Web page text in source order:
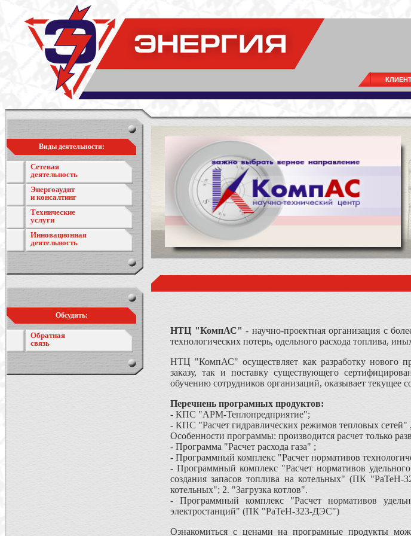
Виды деятельности:
Сетевая
деятельность
Энергоаудит
и консалтинг
Технические
услуги
Инновационная
деятельность
Обсудить:
Обратная
связь
НТЦ "КомпАС" - научно-проектная организация с
технологических потерь, одельного расхода топлива,
НТЦ "КомпАС" осуществляет как разработку нового
заказу, так и поставку существующего
обучению сотрудников организаций, оказывает
Перечнень програмных продуктов:
- КПС "АРМ-Теплопредприятие";
- КПС "Расчет гидравлических режимов тепловых сетей"
Особенности программы: производится расчет только
- Программа "Расчет расхода газа" ;
- Программный комплекс "Расчет нормативов
- Программный комплекс "Расчет нормативов
создания запасов топлива на котельных" (ПК "РаТеН-
котельных"; 2. "Загрузка котлов".
- Программный комплекс "Расчет нормативов
электростанций" (ПК "РаТеН-323-ДЭС")
Ознакомиться с ценами на програмные продукты